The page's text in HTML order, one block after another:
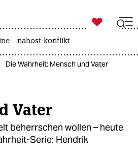
taz zahl ich
ich

taz zahl ich
nahost-konflikt
Die Wahrheit: Mensch und Vater
Vater
beherrschen wollen – heute
Serie: Hendrik